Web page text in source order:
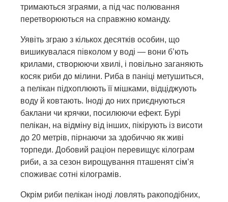
тримаються зграями, а під час полювання
перетворюються на справжню команду.
Уявіть зграю з кількох десятків особин, що
вишикувалася півколом у воді — вони б’ють
крилами, створюючи хвилі, і повільно заганяють
косяк риби до мілини. Риба в паніці метушиться,
а пелікан підхоплюють її мішками, відціджують
воду й ковтають. Іноді до них приєднуються
баклани чи крячки, посилюючи ефект. Бурі
пелікан, на відміну від інших, пікірують із висоти
до 20 метрів, пірнаючи за здобиччю як живі
торпеди. Добовий раціон перевищує кілограм
риби, а за сезон вирощування пташенят сім’я
споживає сотні кілограмів.
Окрім риби пелікан іноді ловлять ракоподібних,